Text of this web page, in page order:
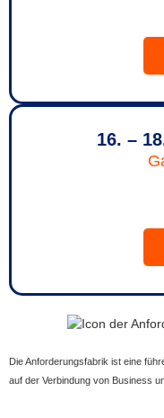
16. –
Die Anforderungsfabrik ist eine
auf der Verbindung von Business